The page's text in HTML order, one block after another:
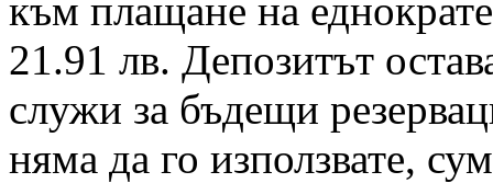
към плащане на
21.91 лв. Депозитът
служи за бъдещи
няма да го използвате,